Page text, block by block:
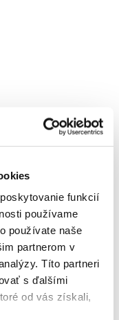
funkcií
používame
používate naše
partnerom v
Títo partneri
s ďalšími
od vás získali,
je nenáročná na výber
Plody
skladovanie do